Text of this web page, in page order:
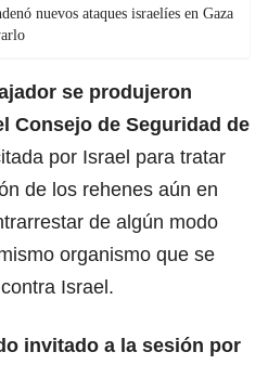
nuevos ataques israelíes en Gaza
se produjeron
Consejo de Seguridad de
por Israel para tratar
de los rehenes aún en
de algún modo
organismo que se
Israel.
invitado a la sesión por